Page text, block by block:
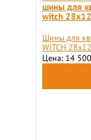
шины для
witch
Шины для
WITCH
Цена: 14 500